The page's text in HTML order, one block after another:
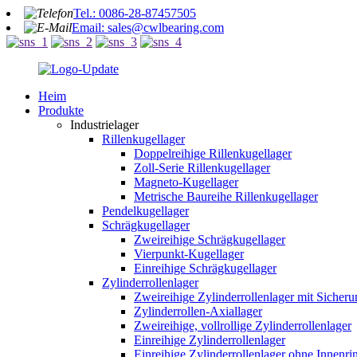
Tel.: 0086-28-87457505
Email: sales@cwlbearing.com
Heim
Produkte
Industrielager
Rillenkugellager
Doppelreihige Rillenkugellager
Zoll-Serie Rillenkugellager
Magneto-Kugellager
Metrische Baureihe Rillenkugellager
Pendelkugellager
Schrägkugellager
Zweireihige Schrägkugellager
Vierpunkt-Kugellager
Einreihige Schrägkugellager
Zylinderrollenlager
Zweireihige Zylinderrollenlager mit
Zylinderrollen-Axiallager
Zweireihige, vollrollige Zylinderrollenlager
Einreihige Zylinderrollenlager
Einreihige Zylinderrollenlager ohne